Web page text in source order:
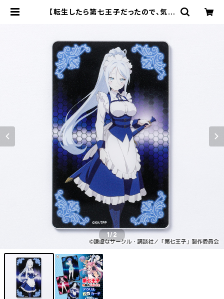
【転生したら第七王子だったので、気ま
1/2